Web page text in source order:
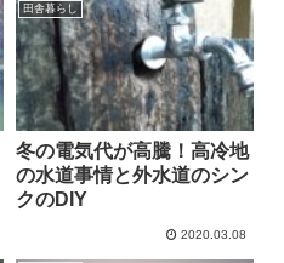
田舎暮らし
冬の電気代が高騰！高冷地
の水道事情と外水道のシン
クのDIY
2020.03.08